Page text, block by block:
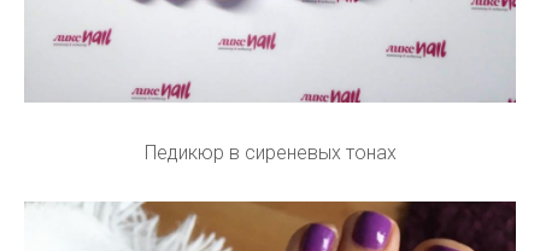
Педикюр в сиреневых тонах